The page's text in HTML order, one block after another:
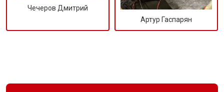
Чечеров Дмитрий
Артур Гаспарян